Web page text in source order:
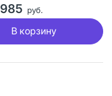
985 руб.
В корзину